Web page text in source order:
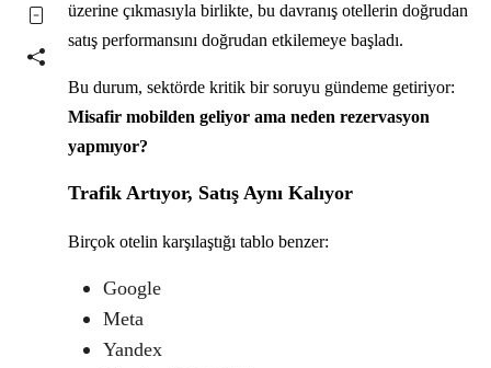
üzerine çıkmasıyla birlikte, bu davranış otellerin doğrudan
satış performansını doğrudan etkilemeye başladı.
Bu durum, sektörde kritik bir soruyu gündeme getiriyor:
Misafir mobilden geliyor ama neden rezervasyon
yapmıyor?
Trafik Artıyor, Satış Aynı Kalıyor
Birçok otelin karşılaştığı tablo benzer:
Google
Meta
Yandex